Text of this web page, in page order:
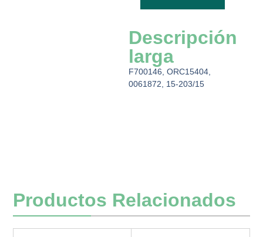
Descripción
larga
F700146, ORC15404,
0061872, 15-203/15
Productos Relacionados